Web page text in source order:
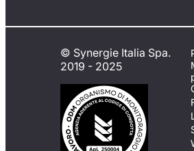
© Synergie Italia Spa.
2019 - 2025